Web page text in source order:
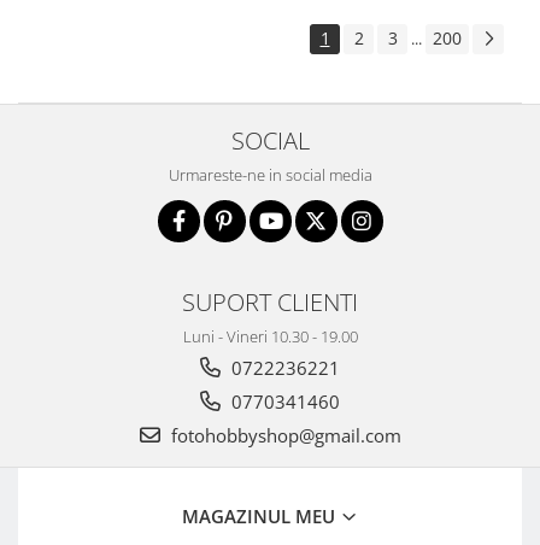
Biobiective
Aparate foto de colectie , Stereo
Aparate foto de colectie -
Accesorii pt. aparate foto de
Aparate de colectie de tip Box-
Reviste, carti si software
Aparate foto SECOND HAND
Aparate foto Mirrorless (SH)
1 2 3 ... 200
SOCIAL
Urmareste-ne in social media
SUPORT CLIENTI
Luni - Vineri 10.30 - 19.00
0722236221
0770341460
fotohobbyshop@gmail.com
MAGAZINUL MEU